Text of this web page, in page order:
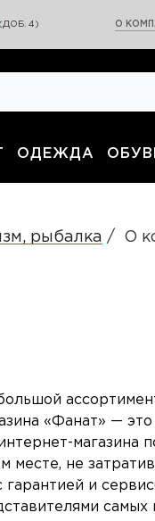
(ДОБ. 4) О
ОДЕЖДА
рыбалка О
«Фанат» —
магазина
месте, не
и